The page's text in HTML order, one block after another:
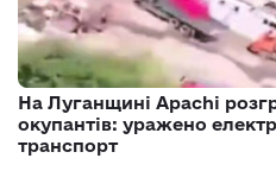
На Луганщині Apachi
окупантів: уражено
транспорт